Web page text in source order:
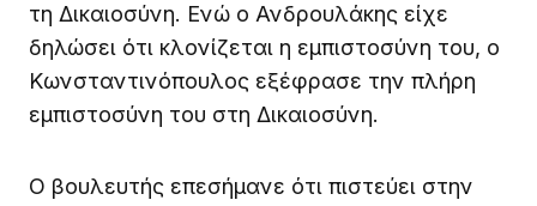
τη Δικαιοσύνη. Ενώ ο Ανδρουλάκης είχε
δηλώσει ότι κλονίζεται η εμπιστοσύνη του, ο
Κωνσταντινόπουλος εξέφρασε την πλήρη
εμπιστοσύνη του στη Δικαιοσύνη.
Ο βουλευτής επεσήμανε ότι πιστεύει στην